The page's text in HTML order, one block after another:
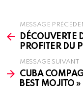
more
MESSAGE
DÉCOUVERTE
PROFITER DU
MESSAGE SUIVANT
CUBA
BEST MOJITO »